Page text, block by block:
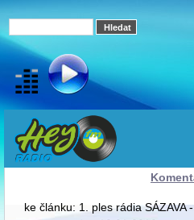
ke článku: 1. ples rádia SÁZAVA